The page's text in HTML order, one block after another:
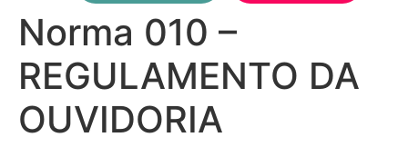
Graduação
Pesquisa/Extensão
Notícias
Vestibular
Norma 010 –
REGULAMENTO DA
OUVIDORIA